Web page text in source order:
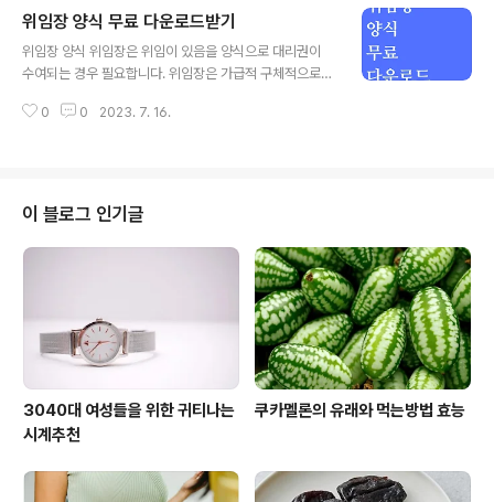
습니다. 따라서 적절한 해상도를 선택하는 것이 중요합니다. 1. 동영상 편집 소
프트웨어 사용하기 동영상 편집 소프트웨어를 사용하면 동영상의 해상도를 직
접 변경할 수 있습니다. 다음은 Adobe Premiere Pro를 사용하는 예시입니
위임장 양식 무료 다운로드받기
위임장 양식 위임장은 위임이 있음을 양식으로 대리권이
수여되는 경우 필요합니다. 위임장은 가급적 구체적으로
하여 기재하여야 합니다. 위임장 양식의 예 다음은 일반적
임자 주소] [도시, 우편번호] 주제: 위임장 친애하는 [수임
자 이름], 나는 [이름]이며, 이 편지를 통해 [날짜]에 [수임
자 이름]에게 [위임 사유 또는 목적]으로 인해 [일정 기간]
동안 나의 권한과 책임을 위임한다는 것을 알려드립니다.
나는 [직위 또는 업무]로서 [조직, 회사, 단체 등]에서 활동
0 0 2023. 7. 16.
이 블로그 인기글
3040대 여성들을 위한 귀티나는
시계추천
쿠카멜론의 유래와 먹는방법 효능